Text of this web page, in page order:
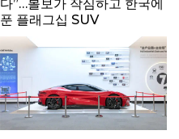
다”…볼보가 작심하고 한국에
푼 플래그십 SUV